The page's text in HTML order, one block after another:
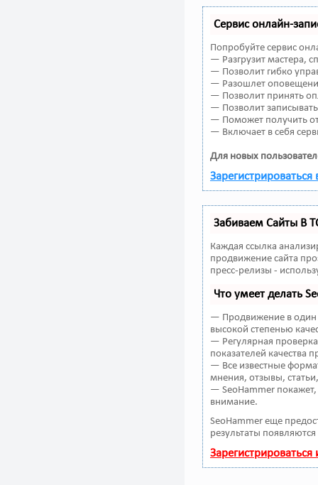
Сервис онлайн-
Попробуйте сервис
— Разгрузит мастера,
— Позволит гибко
— Разошлет
— Позволит принять
— Позволит
— Поможет получить
— Включает в себя
Для новых
Зарегистрироваться
Забиваем Сайты В
Каждая ссылка
продвижение сайта
пресс-релизы -
Что умеет делать
— Продвижение в один
высокой степенью
— Регулярная
показателей качества
— Все известные
мнения, отзывы,
— SeoHammer покажет,
внимание.
SeoHammer еще
результаты